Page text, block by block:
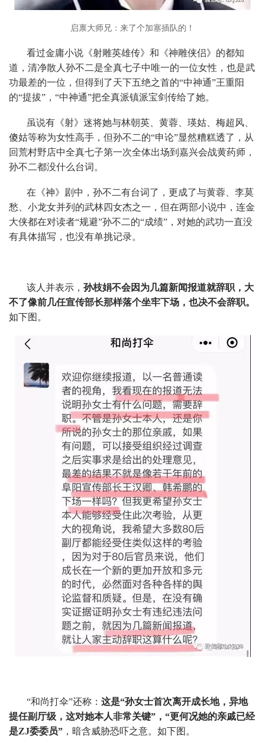
启禀大师兄：来了个加塞插队的！
看过金庸小说《射雕英雄传》和《神雕侠侣》的都知
道，清净散人孙不二是全真七子中唯一的一位女性，也是武
功最差的一位，但得到了天下五绝之首的“中神通”王重阳
的“提拔”，“中神通”把全真派镇派宝剑传给了她。
虽说有《射》迷将她与林朝英、黄蓉、瑛姑、梅超风、
傻姑等称为女性高手，但孙不二的“申论”显然糟糕透了，从
回荒村野店中全真七子第一次全体出场到嘉兴会战黄药师，
孙不二都没什么台词。
在《神》剧中，孙不二有台词了，更成了与黄蓉、李莫
愁、小龙女并列的武林四女杰之一，但在两部小说中，连金
大侠都在对读者“规避”孙不二的“成绩”，对她的武功一直没
有具体描写，也没有单挑记录。
该人并表示， 孙枝娟不会因为几篇新闻报道就辞职，大
不了像前几任宣传部长那样落个坐牢下场，也决不会辞职。
如下图。
“和尚打伞”还称： 这是“孙女士首次离开成长地，异地
提任副厅级，这对她本人非常关键”，“更何况她的亲戚已经
是ZJ委委员” ，暗含威胁恐吓之意。如下图。